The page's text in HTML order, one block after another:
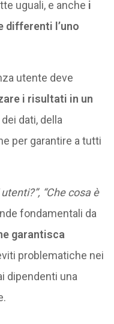
uguali, e anche i
differenti l’uno
utente deve
i risultati in un
dei dati, della
per garantire a tutti
“Che cosa è
fondamentali da
garantisca
problematiche nei
dipendenti una